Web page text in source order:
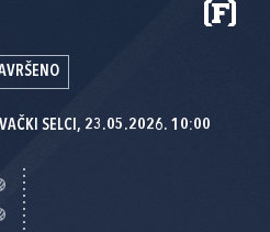
(F)
SELCI, 23.05.2026. 10:00